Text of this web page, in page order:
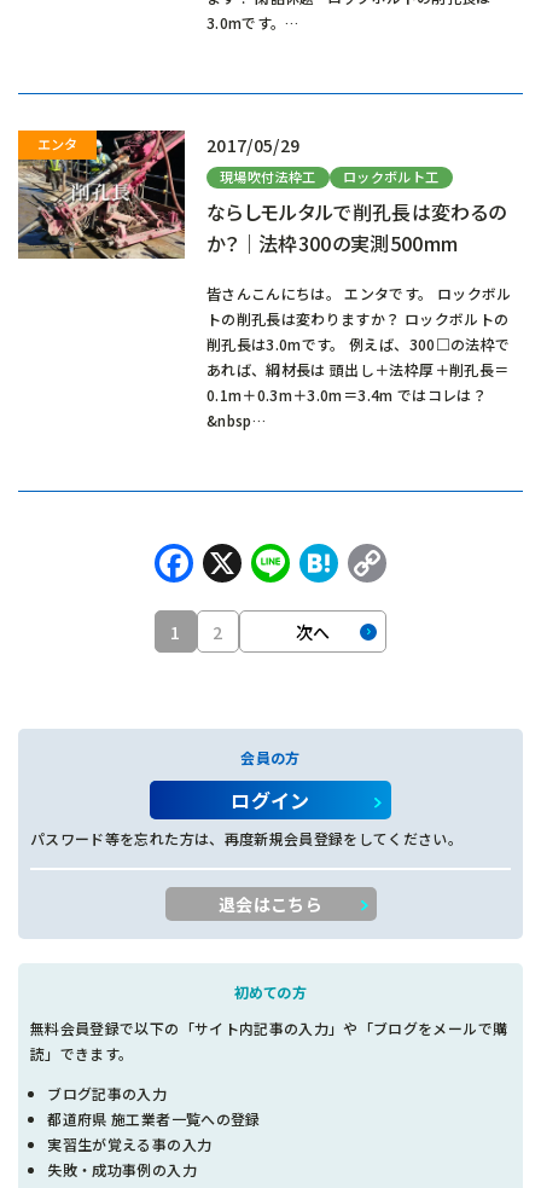
3.0mです。…
2017/05/29
現場吹付法枠工 ロックボルト工
ならしモルタルで削孔長は変わるの
か？｜法枠300の実測500mm
皆さんこんにちは。 エンタです。 ロックボル
トの削孔長は変わりますか？ ロックボルトの
削孔長は3.0mです。 例えば、300□の法枠で
あれば、綱材長は 頭出し＋法枠厚＋削孔長＝
0.1m＋0.3m＋3.0m＝3.4m ではコレは？
&nbsp…
Facebook
X LineHatena
1 2 次へ
会員の方
ログイン
パスワード等を忘れた方は、再度新規会員登録をしてください。
退会はこちら
初めての方
無料会員登録で以下の「サイト内記事の入力」や「ブログをメールで購
読」できます。
ブログ記事の入力
都道府県 施工業者一覧への登録
実習生が覚える事の入力
失敗・成功事例の入力